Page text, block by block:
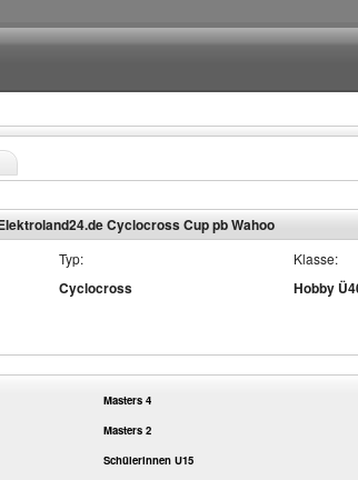
Cyclocross Cup pb Wahoo
Typ: Klasse:
Cyclocross Hobby
Masters 4
Masters 2
Schülerinnen U15